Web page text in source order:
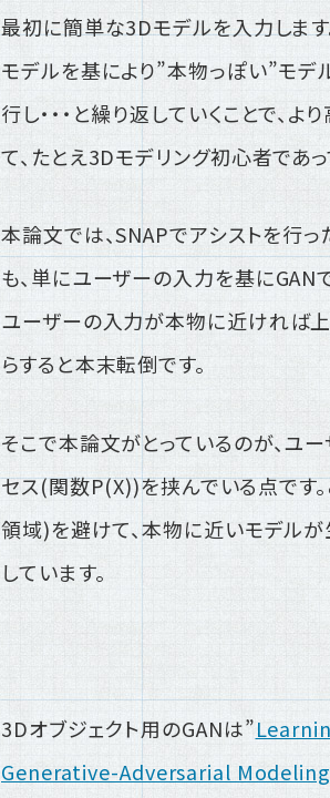
最初に簡単な3Dモデルを入力します
モデルを基により”本物っぽい”モデ
行し・・・と繰り返していくことで、
て、たとえ3Dモデリング初心者であ
本論文では、SNAPでアシストを行
も、単にユーザーの入力を基にGAN
ユーザーの入力が本物に近ければ上
らすると本末転倒です。
そこで本論文がとっているのが、ユ
セス(関数P(X))を挟んでいる点です
領域)を避けて、本物に近いモデル
しています。
3Dオブジェクト用のGANは”
Generative-Adversarial Modeling